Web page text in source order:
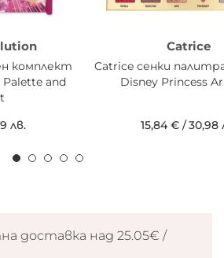
комплект
and
лв.
Catrice
Catrice сенки
Disney Princess
15,84 €/30,98
доставка над 25.05€ /